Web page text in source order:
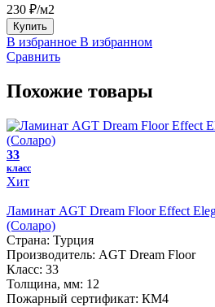
230 ₽/м2
Купить
В избранное В избранном
Сравнить
Похожие товары
33
класс
Хит
Ламинат AGT Dream Floor Effect
(Соларо)
Страна: Турция
Производитель: AGT Dream Floor
Класс: 33
Толщина, мм: 12
Пожарный сертификат: КМ4